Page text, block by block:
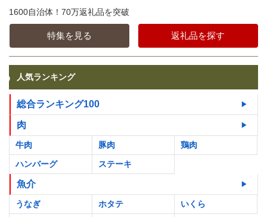
1600自治体！70万返礼品を突破
特集を見る 返礼品を探す
人気ランキング
総合ランキング100
肉
牛肉 豚肉
鶏肉
ハンバーグ
ステーキ
魚介
うなぎ ホタテ
いくら